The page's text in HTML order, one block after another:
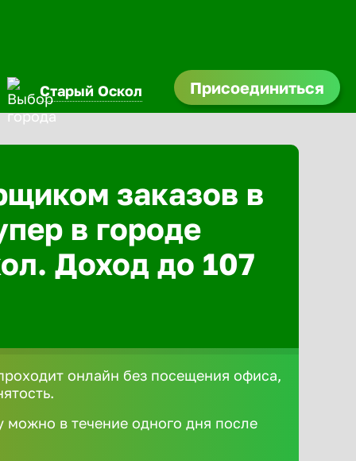
Старый Оскол Присоединиться
заказов в
в городе
Доход до 107
онлайн без посещения офиса,
можно в течение одного дня после